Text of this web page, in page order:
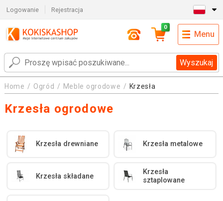
Logowanie Rejestracja
Wyszukaj
0
Menu
Home Ogród Meble ogrodowe Krzesła
Krzesła ogrodowe
Krzesła drewniane Krzesła metalowe
Krzesła składane
Krzesła
sztaplowane